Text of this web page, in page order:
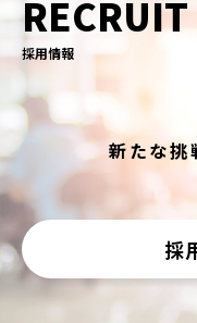
RECRUIT
採用情報
新たな挑
採